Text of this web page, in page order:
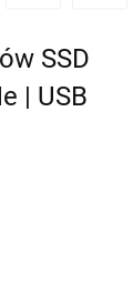
SSD
| USB